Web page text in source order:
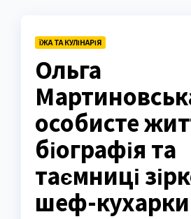
ЇЖА ТА КУЛІНАРІЯ
Ольга
особисте
біографія та
таємниці
шеф-кухарки